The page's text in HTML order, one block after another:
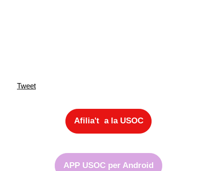
Tweet
Afilia't a la USOC
APP USOC per Android